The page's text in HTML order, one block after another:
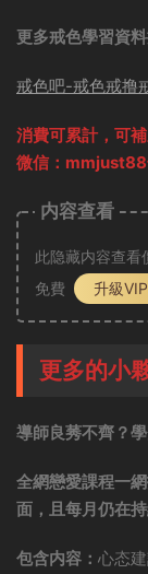
更多戒色學習資料
戒色吧-戒色戒撸
消費可累計，可
微信：mmjust88
内容查看
此隐藏内容查看
免費
升級VIP
更多的小
導師良莠不齊？
全網戀愛課程一
面，且每月仍在
包含内容： 心态